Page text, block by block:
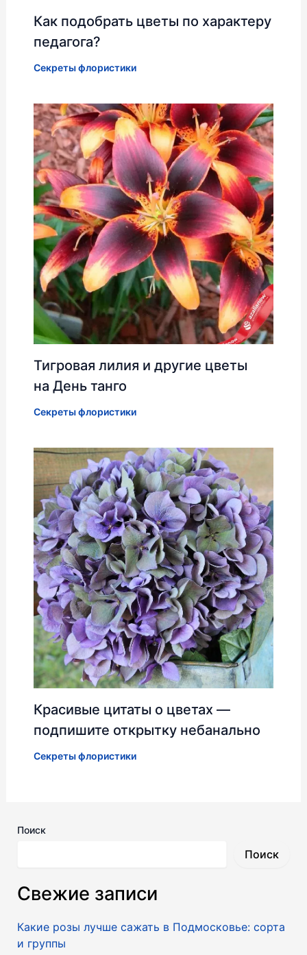
Как подобрать цветы по характеру
педагога?
Секреты флористики
Тигровая лилия и другие цветы
на День танго
Секреты флористики
Красивые цитаты о цветах —
подпишите открытку небанально
Секреты флористики
Поиск
Поиск
Свежие записи
Какие розы лучше сажать в Подмосковье: сорта
и группы